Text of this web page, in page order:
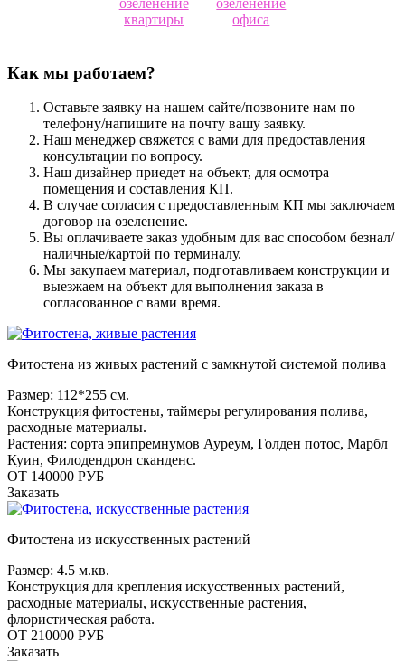
озеленение
квартиры
озеленение
офиса
Как мы работаем?
Оставьте заявку на нашем сайте/позвоните нам по
телефону/напишите на почту вашу заявку.
Наш менеджер свяжется с вами для предоставления
консультации по вопросу.
Наш дизайнер приедет на объект, для осмотра
помещения и составления КП.
В случае согласия с предоставленным КП мы заключаем
договор на озеленение.
Вы оплачиваете заказ удобным для вас способом безнал/
наличные/картой по терминалу.
Мы закупаем материал, подготавливаем конструкции и
выезжаем на объект для выполнения заказа в
согласованное с вами время.
Фитостена из живых растений с замкнутой системой полива
Размер: 112*255 см.
Конструкция фитостены, таймеры регулирования полива,
расходные материалы.
Растения: сорта эпипремнумов Ауреум, Голден потос, Марбл
Куин, Филодендрон сканденс.
ОТ 140000 РУБ
Заказать
Фитостена из искусственных растений
Размер: 4.5 м.кв.
Конструкция для крепления искусственных растений,
расходные материалы, искусственные растения,
флористическая работа.
ОТ 210000 РУБ
Заказать